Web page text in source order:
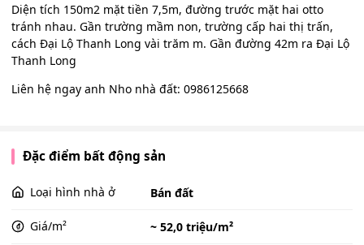
Diện tích 150m2 mặt tiền 7,5m, đường trước mặt hai otto
tránh nhau. Gần trường mầm non, trường cấp hai thị trấn,
cách Đại Lộ Thanh Long vài trăm m. Gần đường 42m ra Đại Lộ
Thanh Long
Liên hệ ngay anh Nho nhà đất: 0986125668
Đặc điểm bất động sản
Loại hình nhà ở Bán đất
Giá/m² ~ 52,0 triệu/m²